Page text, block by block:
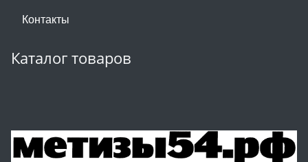
Контакты
Каталог товаров